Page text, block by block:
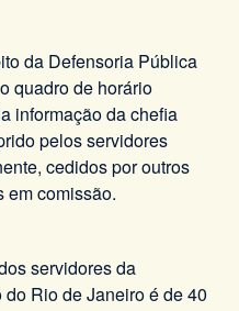
da Defensoria Pública
quadro de horário
informação da chefia
pelos servidores
cedidos por outros
em comissão.
servidores da
Rio de Janeiro é de 40